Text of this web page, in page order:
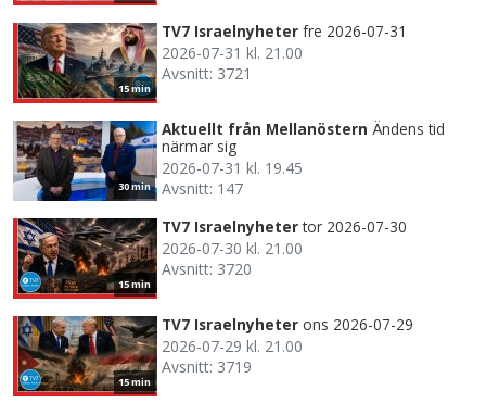
15 min
TV7 Israelnyheter fre 2026-07-31
2026-07-31 kl. 21.00
Avsnitt: 3721
30 min
Aktuellt från Mellanöstern Ändens tid
närmar sig
2026-07-31 kl. 19.45
Avsnitt: 147
15 min
TV7 Israelnyheter tor 2026-07-30
2026-07-30 kl. 21.00
Avsnitt: 3720
15 min
TV7 Israelnyheter ons 2026-07-29
2026-07-29 kl. 21.00
Avsnitt: 3719